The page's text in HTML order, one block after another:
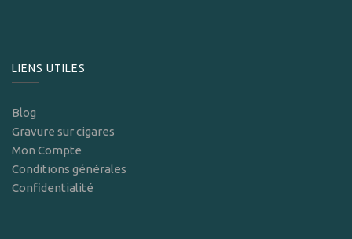
LIENS UTILES
Blog
Gravure sur cigares
Mon Compte
Conditions générales
Confidentialité